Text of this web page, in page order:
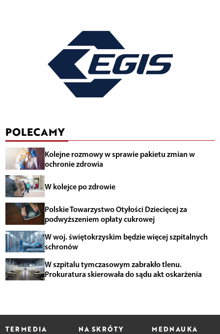
POLECAMY
Kolejne rozmowy w sprawie pakietu zmian w
ochronie zdrowia
W kolejce po zdrowie
Polskie Towarzystwo Otyłości Dziecięcej za
podwyższeniem opłaty cukrowej
W woj. świętokrzyskim będzie więcej szpitalnych
schronów
W szpitalu tymczasowym zabrakło tlenu.
Prokuratura skierowała do sądu akt oskarżenia
TERMEDIA NA SKRÓTY MEDNAUKA